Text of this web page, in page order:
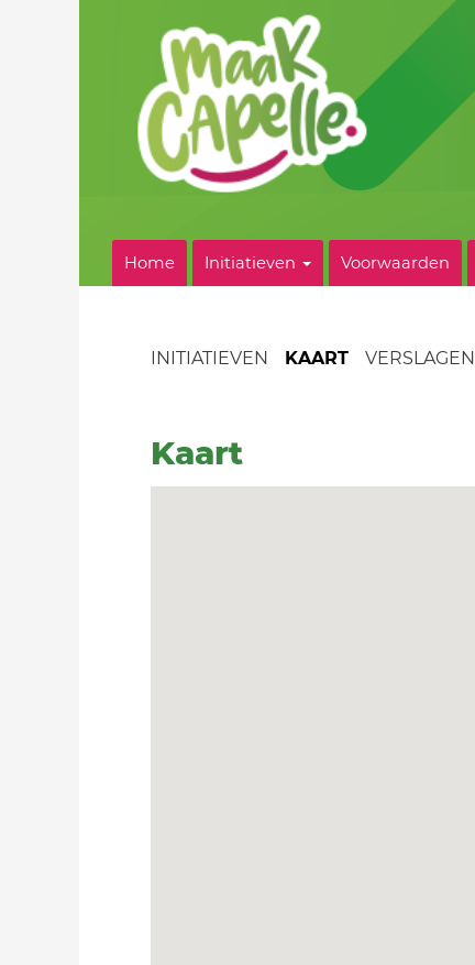
Home Initiatieven Voorwaarden
INITIATIEVEN KAART VERSLAGEN
Kaart